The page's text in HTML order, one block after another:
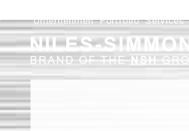
to
content
Unternehmen Portfolio Services